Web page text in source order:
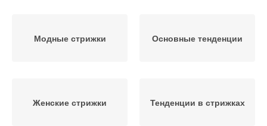
Модные стрижки Основные тенденции
Женские стрижки Тенденции в стрижках